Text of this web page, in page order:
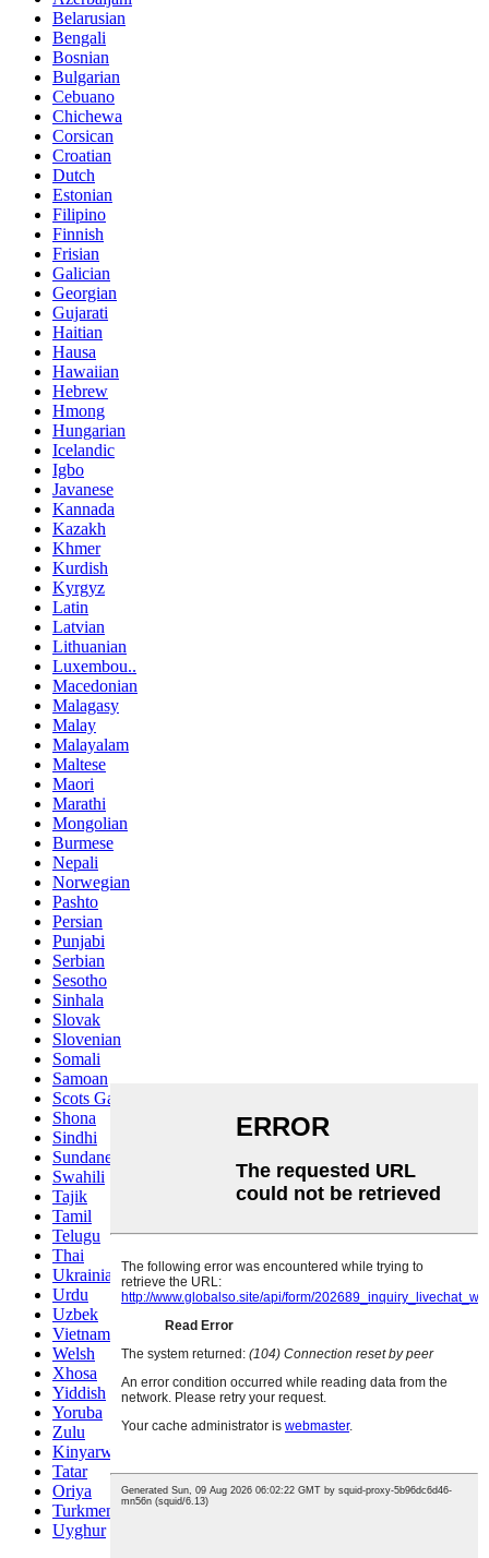
Belarusian
Bengali
Bosnian
Bulgarian
Cebuano
Chichewa
Corsican
Croatian
Dutch
Estonian
Filipino
Finnish
Frisian
Galician
Georgian
Gujarati
Haitian
Hausa
Hawaiian
Hebrew
Hmong
Hungarian
Icelandic
Igbo
Javanese
Kannada
Kazakh
Khmer
Kurdish
Kyrgyz
Latin
Latvian
Lithuanian
Luxembou..
Macedonian
Malagasy
Malay
Malayalam
Maltese
Maori
Marathi
Mongolian
Burmese
Nepali
Norwegian
Pashto
Persian
Punjabi
Serbian
Sesotho
Sinhala
Slovak
Slovenian
Somali
Samoan
Scots Gaelic
Shona
Sindhi
Sundanese
Swahili
Tajik
Tamil
Telugu
Thai
Ukrainian
Urdu
Uzbek
Vietnamese
Welsh
Xhosa
Yiddish
Yoruba
Zulu
Kinyarwanda
Tatar
Oriya
Turkmen
Uyghur